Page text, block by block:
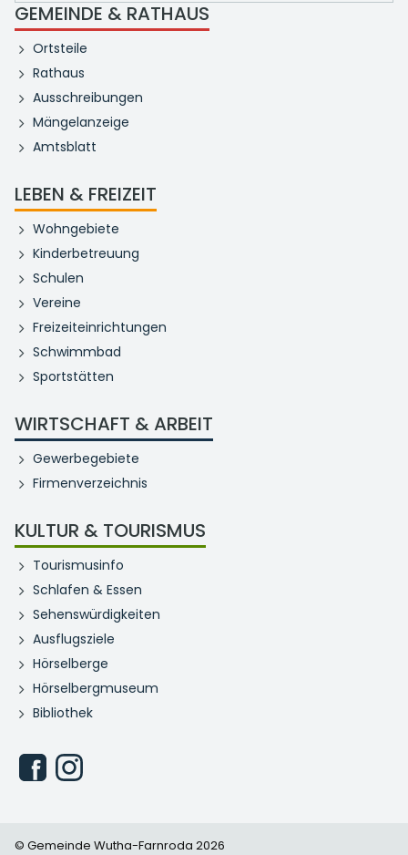
GEMEINDE & RATHAUS
Ortsteile
Rathaus
Ausschreibungen
Mängelanzeige
Amtsblatt
LEBEN & FREIZEIT
Wohngebiete
Kinderbetreuung
Schulen
Vereine
Freizeiteinrichtungen
Schwimmbad
Sportstätten
WIRTSCHAFT & ARBEIT
Gewerbegebiete
Firmenverzeichnis
KULTUR & TOURISMUS
Tourismusinfo
Schlafen & Essen
Sehenswürdigkeiten
Ausflugsziele
Hörselberge
Hörselbergmuseum
Bibliothek
© Gemeinde Wutha-Farnroda 2026